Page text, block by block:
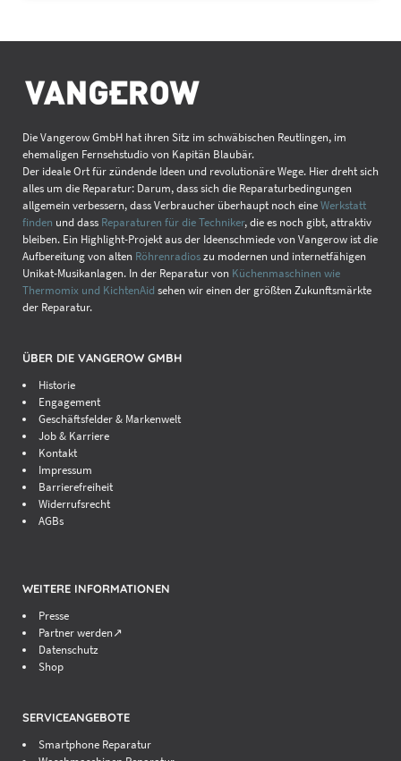
Die Vangerow GmbH hat ihren Sitz im schwäbischen Reutlingen, im
ehemaligen Fernsehstudio von Kapitän Blaubär.
Der ideale Ort für zündende Ideen und revolutionäre Wege. Hier dreht sich
alles um die Reparatur: Darum, dass sich die Reparaturbedingungen
allgemein verbessern, dass Verbraucher überhaupt noch eineWerkstatt
finden und dass Reparaturen für die Techniker, die es noch gibt, attraktiv
bleiben. Ein Highlight-Projekt aus der Ideenschmiede von Vangerow ist die
Aufbereitung von alten Röhrenradioszu modernen und internetfähigen
Unikat-Musikanlagen. In der Reparatur von Küchenmaschinen wie
Thermomix und KichtenAid sehen wir einen der größten Zukunftsmärkte
der Reparatur.
ÜBER DIE VANGEROW GMBH
Historie
Engagement
Geschäftsfelder & Markenwelt
Job & Karriere
Kontakt
Impressum
Barrierefreiheit
Widerrufsrecht
AGBs
WEITERE INFORMATIONEN
Presse
Partner werden↗
Datenschutz
Shop
SERVICEANGEBOTE
Smartphone Reparatur